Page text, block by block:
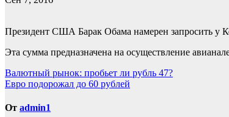
Президент США Барак Обама намерен запросить у
Эта сумма предназначена на осуществление
Навигация
по
записям
Валютный рынок: пробьет ли рубль 47?
Евро подорожал до 60 рублей
От admin1